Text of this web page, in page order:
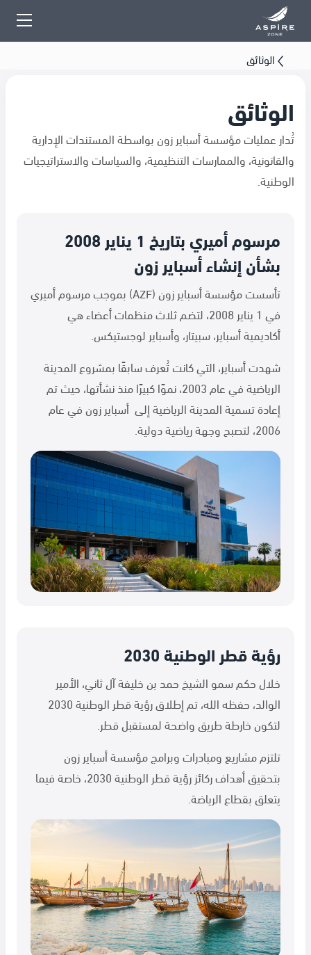
الوثائق
تُدار عمليات مؤسسة أسباير زون بواسطة المستندات الإدارية
والقانونية، والممارسات التنظيمية، والسياسات والاستراتيجيات
الوطنية.
مرسوم أميري بتاريخ 1 يناير 2008
بشأن إنشاء أسباير زون
تأسست مؤسسة أسباير زون (AZF) بموجب مرسوم أميري
في 1 يناير 2008، لتضم ثلاث منظمات أعضاء هي
أكاديمية أسباير، سبيتار، وأسباير لوجستيكس.
شهدت أسباير، التي كانت تُعرف سابقًا بمشروع المدينة
الرياضية في عام 2003، نموًا كبيرًا منذ نشأتها، حيث تم
إعادة تسمية المدينة الرياضية إلى أسباير زون في عام
2006، لتصبح وجهة رياضية دولية.
رؤية قطر الوطنية 2030
خلال حكم سمو الشيخ حمد بن خليفة آل ثاني، الأمير
الوالد، حفظه الله، تم إطلاق رؤية قطر الوطنية 2030
لتكون خارطة طريق واضحة لمستقبل قطر.
تلتزم مشاريع ومبادرات وبرامج مؤسسة أسباير زون
بتحقيق أهداف ركائز رؤية قطر الوطنية 2030، خاصة فيما
يتعلق بقطاع الرياضة.